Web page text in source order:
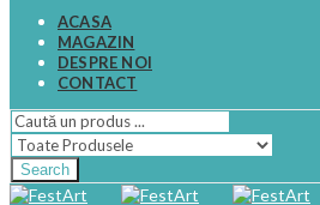
ACASA
MAGAZIN
DESPRE NOI
CONTACT
Search